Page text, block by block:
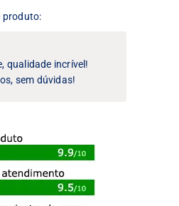
produto:
qualidade incrível!
sem dúvidas!